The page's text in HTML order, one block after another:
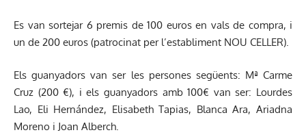
Es van sortejar 6 premis de 100 euros en vals de compra, i
un de 200 euros (patrocinat per l’establiment NOU CELLER).
Els guanyadors van ser les persones següents: Mª Carme
Cruz (200 €), i els guanyadors amb 100€ van ser: Lourdes
Lao, Eli Hernández, Elisabeth Tapias, Blanca Ara, Ariadna
Moreno i Joan Alberch.